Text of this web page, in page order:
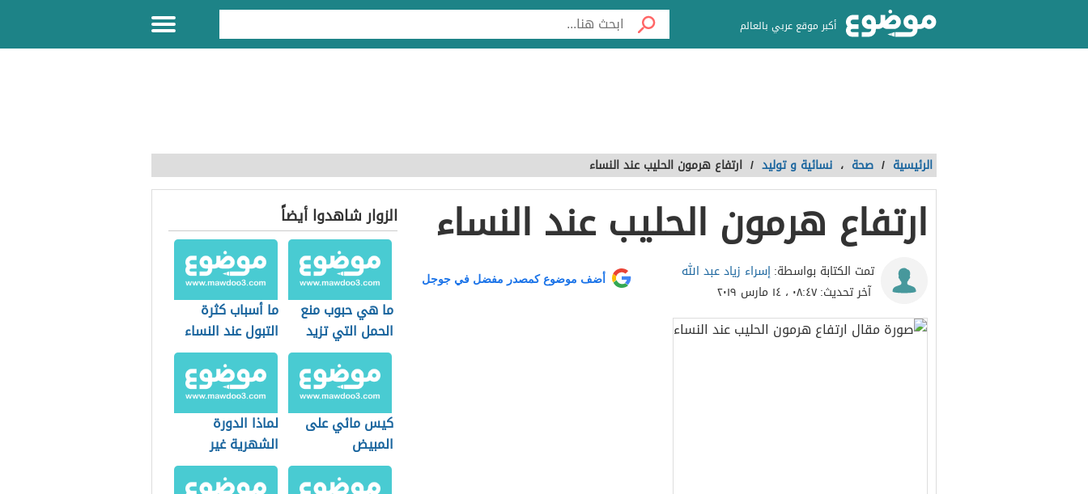
أكبر موقع عربي بالعالم
الرئيسية / صحة ، نسائية و توليد / ارتفاع هرمون الحليب عند النساء
ارتفاع هرمون الحليب عند النساء
تمت الكتابة بواسطة:إسراء زياد عبد الله
آخر تحديث:٠٨:٤٧ ، ١٤ مارس ٢٠١٩
أضف موضوع كمصدر مفضل في جوجل
الزوار شاهدوا أيضاً
ما هي حبوب منع
الحمل التي تزيد
الوزن
ما أسباب كثرة
التبول عند النساء
كيس مائي على
المبيض
لماذا الدورة
الشهرية غير
منتظمة